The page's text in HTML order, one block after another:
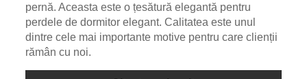
pernă. Aceasta este o țesătură elegantă pentru
perdele de dormitor elegant. Calitatea este unul
dintre cele mai importante motive pentru care clienții
rămân cu noi.